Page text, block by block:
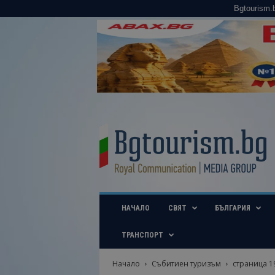
u
i
b
НАЧАЛО СВЯТ БЪЛГАРИЯ
ТРАНСПОРТ
Начало Събитиен туризъм страница